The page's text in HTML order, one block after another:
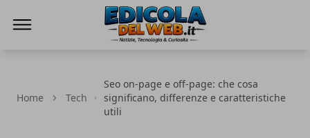
Home Tech
Seo on-page e off-page: che cosa
significano, differenze e caratteristiche
utili